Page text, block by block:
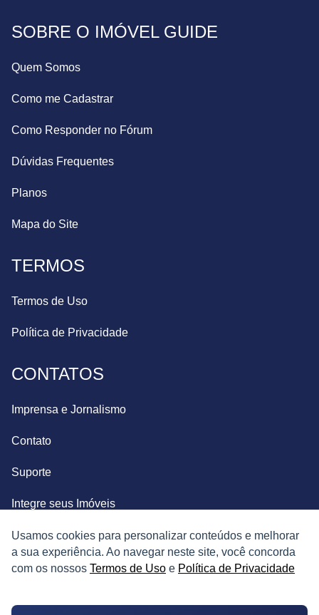
Usamos cookies para personalizar conteúdos e melhorar
a sua experiência. Ao navegar neste site, você concorda
com os nossos Termos de Uso e Política de Privacidade
SOBRE O IMÓVEL GUIDE
Quem Somos
Como me Cadastrar
Como Responder no Fórum
Dúvidas Frequentes
Planos
Mapa do Site
TERMOS
Termos de Uso
Política de Privacidade
CONTATOS
Imprensa e Jornalismo
Contato
Suporte
Integre seus Imóveis